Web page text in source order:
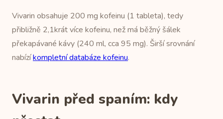
Vivarin obsahuje 200 mg kofeinu (1 tableta), tedy
přibližně 2,1krát více kofeinu, než má běžný šálek
překapávané kávy (240 ml, cca 95 mg). Širší srovnání
nabízíkompletní databáze kofeinu.
Vivarin před spaním: kdy